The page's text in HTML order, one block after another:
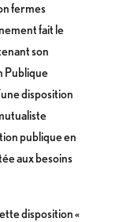
fermes
fait le
son
Publique
disposition
publique en
aux besoins
disposition «